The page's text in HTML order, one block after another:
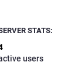
STATS:
users